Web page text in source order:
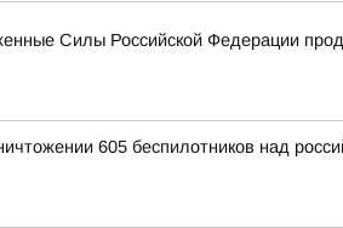
Силы Российской Федерации
605 беспилотников над